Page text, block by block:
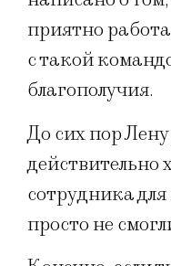
приятно
с такой
благополучия.
До сих пор
действительно
сотрудника
просто не